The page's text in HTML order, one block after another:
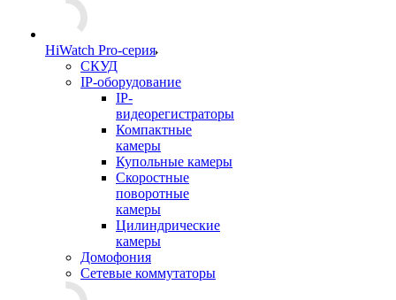
HiWatch Pro-серия
CКУД
IP-оборудование
IP-
видеорегистраторы
Компактные
камеры
Купольные камеры
Скоростные
поворотные
камеры
Цилиндрические
камеры
Домофония
Сетевые коммутаторы